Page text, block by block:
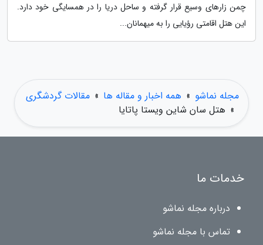
چمن زارهای وسیع قرار گرفته و ساحل دریا را در همسایگی خود دارد.
این هتل اقامتی رؤیایی را به میهمانان...
مجله نماشو » همه اخبار و مقاله ها » مقالات گردشگری
» هتل سان شاین ویستا پاتایا
خدمات ما
درباره مجله نماشو
تماس با مجله نماشو